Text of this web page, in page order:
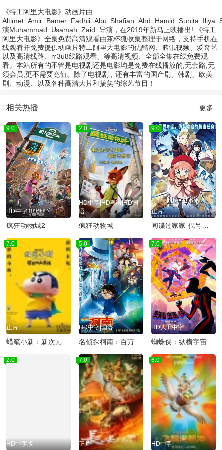
《特工阿里大电影》动画片由
Altimet Amir Bamer Fadhli Abu Shafian Abd Hamid Sunita Iliya
演Muhammad Usamah Zaid 导演，在2019年新马上映播出! 《特工
阿里大电影》全集免费高清观看由茶杯狐收集整理于网络，支持手机在
线观看并免费提供动画片特工阿里大电影的优酷网、腾讯视频、爱奇艺
以及高清线路、m3u8线路观看、等高清视频、全部全集在线免费观
看。本站所有的不管是电视剧还是电影均是免费在线播放的,无套路,无
须会员,更不需要充值。除了电视剧，还有丰富的国产剧、韩剧、欧美
剧、动漫、以及各种高清大片和搞笑的综艺节目！
相关热播 更多
9.0
HD中字
疯狂动物城2
2.0
HD中字|HD粤语|HD国
语
疯狂动物城
9.0
正片
7.0
正片
5.0
HD中字|国语
7.0
HD人工中字
蜘蛛侠：纵横宇宙
2.0
HD中字版
7.0
正片
6.0
HD中字